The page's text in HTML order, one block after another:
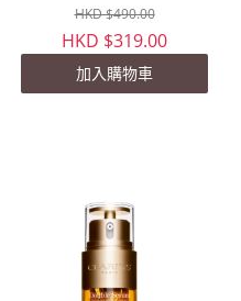
HKD $490.00
HKD $319.00
加入購物車